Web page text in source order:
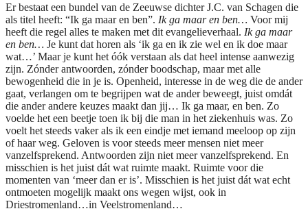
Er bestaat een bundel van de Zeeuwse dichter J.C. van Schagen die
als titel heeft: “Ik ga maar en ben”. Ik ga maar en ben… Voor mij
heeft die regel alles te maken met dit evangelieverhaal. Ik ga maar
en ben… Je kunt dat horen als ‘ik ga en ik zie wel en ik doe maar
wat…’ Maar je kunt het óók verstaan als dat heel intense aanwezig
zijn. Zónder antwoorden, zónder boodschap, maar met alle
bewogenheid die in je is. Openheid, interesse in de weg die de ander
gaat, verlangen om te begrijpen wat de ander beweegt, juist omdát
die ander andere keuzes maakt dan jij… Ik ga maar, en ben. Zo
voelde het een beetje toen ik bij die man in het ziekenhuis was. Zo
voelt het steeds vaker als ik een eindje met iemand meeloop op zijn
of haar weg. Geloven is voor steeds meer mensen niet meer
vanzelfsprekend. Antwoorden zijn niet meer vanzelfsprekend. En
misschien is het juist dát wat ruimte maakt. Ruimte voor die
momenten van ‘meer dan er is’. Misschien is het juist dát wat echt
ontmoeten mogelijk maakt ons wegen wijst, ook in
Driestromenland…in Veelstromenland…